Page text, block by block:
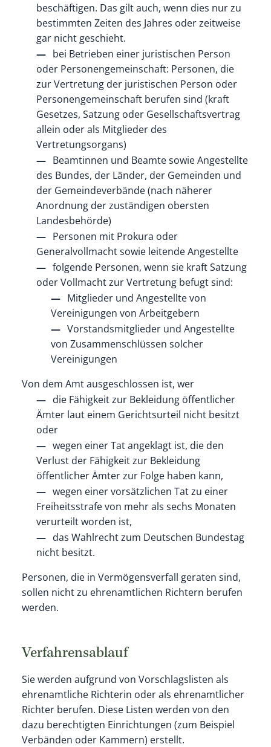
beschäftigen. Das gilt auch, wenn dies nur zu
bestimmten Zeiten des Jahres oder zeitweise
gar nicht geschieht.
bei Betrieben einer juristischen Person
oder Personengemeinschaft: Personen, die
zur Vertretung der juristischen Person oder
Personengemeinschaft berufen sind (kraft
Gesetzes, Satzung oder Gesellschaftsvertrag
allein oder als Mitglieder des
Vertretungsorgans)
Beamtinnen und Beamte sowie Angestellte
des Bundes, der Länder, der Gemeinden und
der Gemeindeverbände (nach näherer
Anordnung der zuständigen obersten
Landesbehörde)
Personen mit Prokura oder
Generalvollmacht sowie leitende Angestellte
folgende Personen, wenn sie kraft Satzung
oder Vollmacht zur Vertretung befugtsind:
Mitglieder und Angestellte von
Vereinigungen von Arbeitgebern
Vorstandsmitglieder und Angestellte
von Zusammenschlüssen solcher
Vereinigungen
Von dem Amt ausgeschlossen ist, wer
die Fähigkeit zur Bekleidung öffentlicher
Ämter laut einem Gerichtsurteil nicht besitzt
oder
wegen einer Tat angeklagt ist, die den
Verlust der Fähigkeit zur Bekleidung
öffentlicher Ämter zur Folge haben kann,
wegen einer vorsätzlichen Tat zu einer
Freiheitsstrafe von mehr als sechs Monaten
verurteilt worden ist,
das Wahlrecht zum Deutschen Bundestag
nicht besitzt.
Personen, die in Vermögensverfall geraten sind,
sollen nicht zu ehrenamtlichen Richtern berufen
werden.
Verfahrensablauf
Sie werden aufgrund von Vorschlagslisten als
ehrenamtliche Richterin oder als ehrenamtlicher
Richter berufen. Diese Listen werden von den
dazu berechtigten Einrichtungen (zum Beispiel
Verbänden oder Kammern) erstellt.